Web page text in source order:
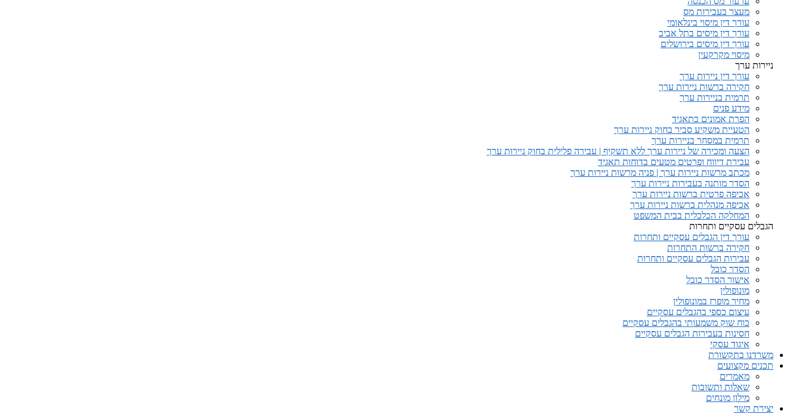
מעצר בעבירות מס
עורך דין מיסוי בינלאומי
עורך דין מיסים בתל אביב
עורך דין מיסים בירושלים
מיסוי מקרקעין
ניירות ערך
עורך דין ניירות ערך
חקירה ברשות ניירות ערך
תרמית בניירות ערך
מידע פנים
הפרת אמונים בתאגיד
הטעיית משקיע סביר בחוק ניירות ערך
תרמית במסחר בניירות ערך
הצעה ומכירה של ניירות ערך ללא תשקיף | עבירה פלילית בחוק ניירות ערך
עבירת דיווח ופרטים מטעים בדוחות תאגיד
מכתב מרשות ניירות ערך | פניה מרשות ניירות ערך
הסדר מותנה בעבירות ניירות ערך
אכיפה פרטית ברשות ניירות ערך
אכיפה מנהלית ברשות ניירות ערך
המחלקה הכלכלית בבית המשפט
הגבלים עסקיים ותחרות
עורך דין הגבלים עסקיים ותחרות
חקירה ברשות התחרות
עבירות הגבלים עסקיים ותחרות
הסדר כובל
אישור הסדר כובל
מונופולין
מחיר מופרז במונופולין
עיצום כספי בהגבלים עסקיים
כוח שוק משמעותי בהגבלים עסקיים
חסינות בעבירות הגבלים עסקיים
איגוד עסקי
משרדנו בתקשורת
תכנים מקצועים
מאמרים
שאלות ותשובות
מילון מונחים
יצירת קשר